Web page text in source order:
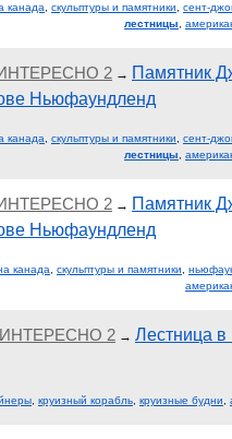
канада скульптуры и памятники сент-
лестницы
2 → Памятник
Ньюфаундленд
канада скульптуры и памятники сент-
лестницы
2 → Памятник
Ньюфаундленд
канада скульптуры и памятники
2 → Лестница в
круизный корабль круизные будни